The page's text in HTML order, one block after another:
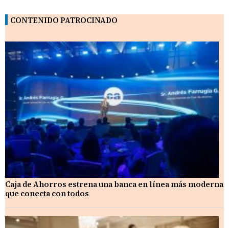
CONTENIDO PATROCINADO
Caja de Ahorros estrena una banca en línea más moderna
que conecta con todos